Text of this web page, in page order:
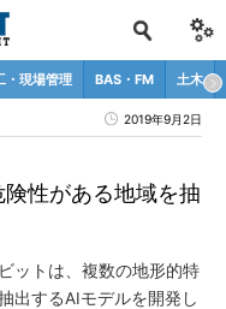
・現場管理 BAS・FM 土木
2019年9月2日
性がある地域を抽
ットは、複数の地形的特
出するAIモデルを開発し